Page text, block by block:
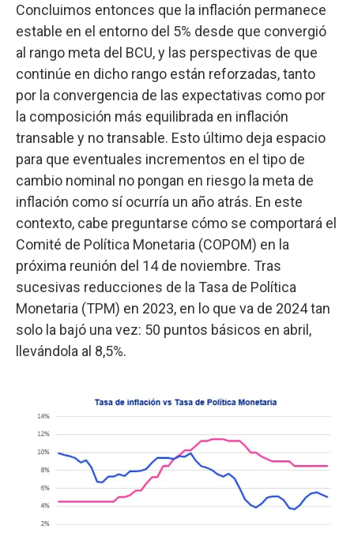
Concluimos entonces que la inflación permanece
estable en el entorno del 5% desde que convergió
al rango meta del BCU, y las perspectivas de que
continúe en dicho rango están reforzadas, tanto
por la convergencia de las expectativas como por
la composición más equilibrada en inflación
transable y no transable. Esto último deja espacio
para que eventuales incrementos en el tipo de
cambio nominal no pongan en riesgo la meta de
inflación como sí ocurría un año atrás. En este
contexto, cabe preguntarse cómo se comportará el
Comité de Política Monetaria (COPOM) en la
próxima reunión del 14 de noviembre. Tras
sucesivas reducciones de la Tasa de Política
Monetaria (TPM) en 2023, en lo que va de 2024 tan
solo la bajó una vez: 50 puntos básicos en abril,
llevándola al 8,5%.